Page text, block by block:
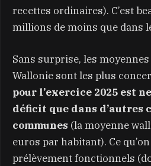
recettes ordinaires). C’est
millions de moins que dans
Sans surprise, les
Wallonie sont les plus
pour l’exercice 2025 est
déficit que dans d’autres
communes (la moyenne
euros par habitant). Ce
prélèvement fonctionnels